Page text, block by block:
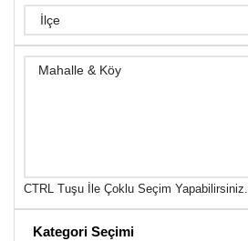
CTRL Tuşu İle Çoklu Seçim Yapabilirsiniz.
Kategori Seçimi